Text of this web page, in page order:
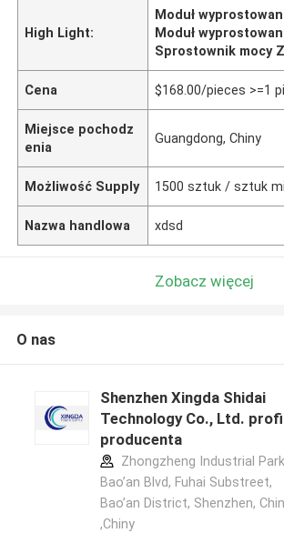
High Light:
Moduł
Moduł
Sprostownik mocy
Cena $168.00/pieces >=1
Miejsce pochodz
enia
Guangdong, Chiny
Możliwość Supply 1500 sztuk / sztuk
Nazwa handlowa xdsd
Zobacz więcej
O nas
Shenzhen Xingda Shidai
Technology Co., Ltd.
producenta
Zhongzheng Industrial
Bao’an Blvd, Fuhai Substreet,
Bao’an District, Shenzhen,
,Chiny